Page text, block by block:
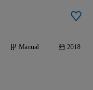
Manual 2018